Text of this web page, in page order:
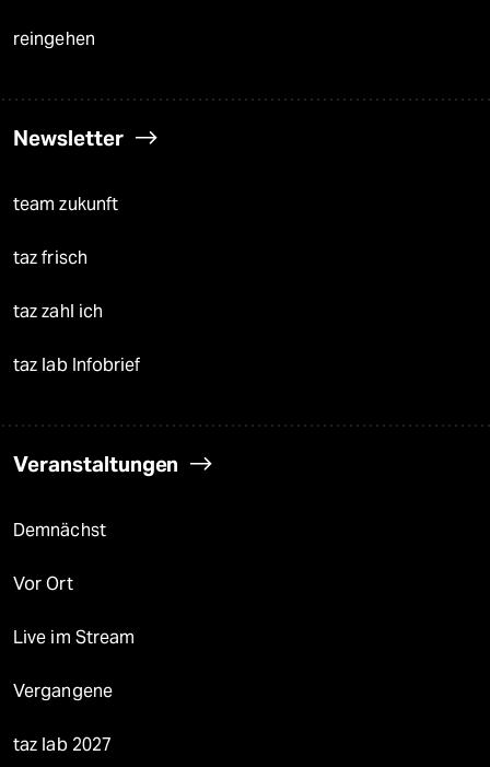
reingehen
Newsletter
team zukunft
taz frisch
taz zahl ich
taz lab Infobrief
Veranstaltungen
Demnächst
Vor Ort
Live im Stream
Vergangene
taz lab 2027